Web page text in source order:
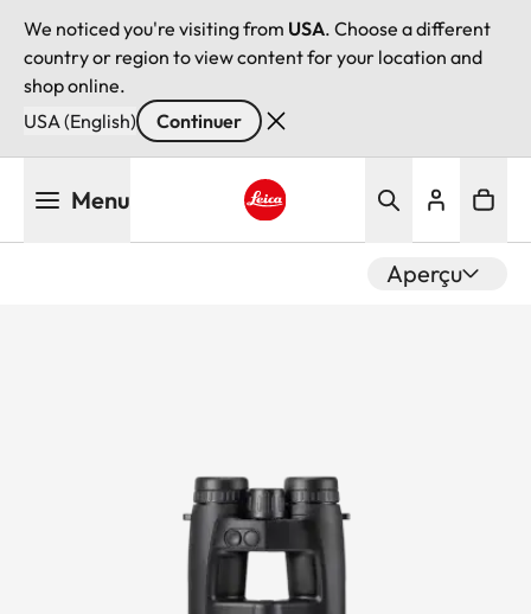
We noticed you're visiting from USA. Choose a different
country or region to view content for your location and
shop online.
USA (English)
Continuer
Menu
Aperçu